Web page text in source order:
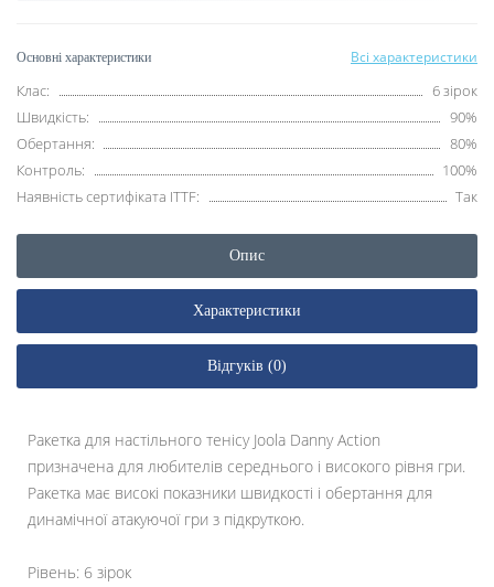
Основні характеристики Всі характеристики
Клас:
6 зірок
Швидкість:
90%
Обертання:
80%
Контроль:
100%
Наявність сертифіката ITTF:
Так
Опис
Характеристики
Відгуків (0)
Ракетка для настільного тенісу Joola Danny Action
призначена для любителів середнього і високого рівня гри.
Ракетка має високі показники швидкості і обертання для
динамічної атакуючої гри з підкруткою.
Рівень: 6 зірок